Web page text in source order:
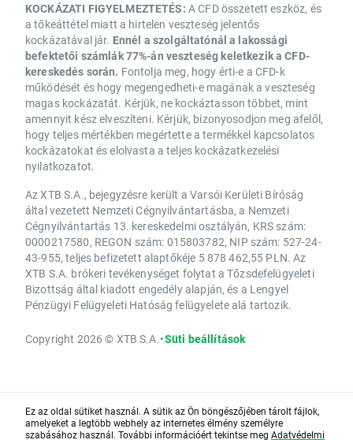
KOCKÁZATI FIGYELMEZTETÉS: A CFD összetett eszköz, és
a tőkeáttétel miatt a hirtelen veszteség jelentős
kockázatával jár. Ennél a szolgáltatónál a lakossági
befektetői számlák 77%-án veszteség keletkezik a CFD-
kereskedés során. Fontolja meg, hogy érti-e a CFD-k
működését és hogy megengedheti-e magának a veszteség
magas kockázatát. Kérjük, ne kockáztasson többet, mint
amennyit kész elveszíteni. Kérjük, bizonyosodjon meg afelől,
hogy teljes mértékben megértette a termékkel kapcsolatos
kockázatokat és elolvasta a teljes kockázatkezelési
nyilatkozatot.
Az XTB S.A., bejegyzésre került a Varsói Kerületi Bíróság
által vezetett Nemzeti Cégnyilvántartásba, a Nemzeti
Cégnyilvántartás 13. kereskedelmi osztályán, KRS szám:
0000217580, REGON szám: 015803782, NIP szám: 527-24-
43-955, teljes befizetett alaptőkéje 5 878 462,55 PLN. Az
XTB S.A. brókeri tevékenységet folytat a Tőzsdefelügyeleti
Bizottság által kiadott engedély alapján, és a Lengyel
Pénzügyi Felügyeleti Hatóság felügyelete alá tartozik.
Copyright 2026 © XTB S.A.•Süti beállítások
Ez az oldal sütiket használ. A sütik az Ön böngészőjében tárolt fájlok,
amelyeket a legtöbb webhely az internetes élmény személyre
szabásához használ. További információért tekintse meg Adatvédelmi